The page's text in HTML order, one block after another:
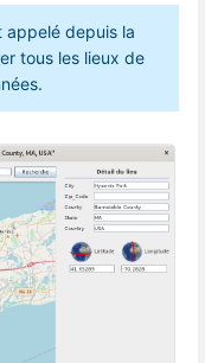
depuis la
tous les lieux de